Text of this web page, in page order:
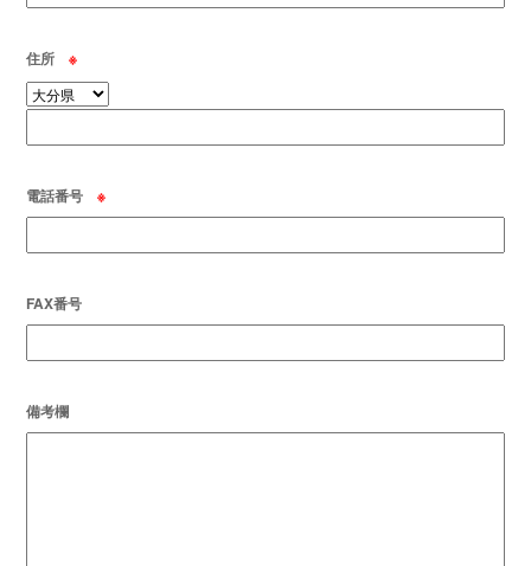
住所※
電話番号※
FAX番号
備考欄